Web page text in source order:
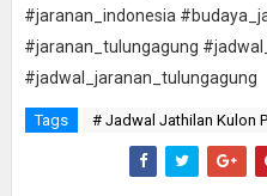
#jaranan_indonesia
#jaranan_tulungagung
#jadwal_jaranan_tulungagung
Tags # Jadwal Jathilan Kulon